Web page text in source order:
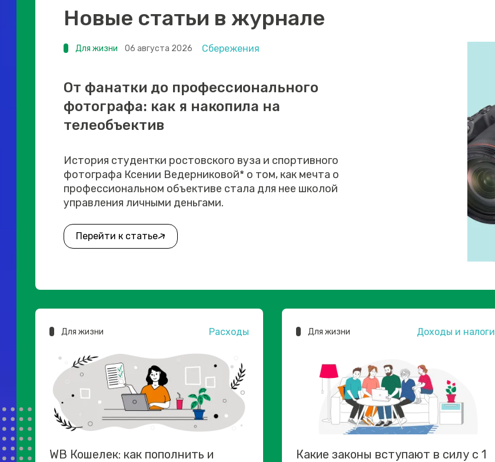
Новые статьи в журнале
Для жизни 06 августа 2026 Сбережения
От фанатки до профессионального
фотографа: как я накопила на
телеобъектив
История студентки ростовского вуза и спортивного
фотографа Ксении Ведерниковой* о том, как мечта о
профессиональном объективе стала для нее школой
управления личными деньгами.
Перейти к статье
Для жизни Расходы
WB Кошелек: как пополнить и
Для жизни Доходы и налоги
Какие законы вступают в силу с 1